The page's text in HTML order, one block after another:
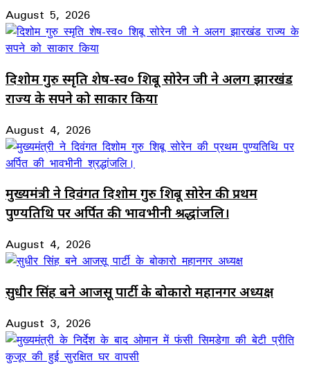
August 5, 2026
दिशोम गुरु स्मृति शेष-स्व० शिबू सोरेन जी ने अलग झारखंड
राज्य के सपने को साकार किया
August 4, 2026
मुख्यमंत्री ने दिवंगत दिशोम गुरु शिबू सोरेन की प्रथम
पुण्यतिथि पर अर्पित की भावभीनी श्रद्धांजलि।
August 4, 2026
सुधीर सिंह बने आजसू पार्टी के बोकारो महानगर अध्यक्ष
August 3, 2026